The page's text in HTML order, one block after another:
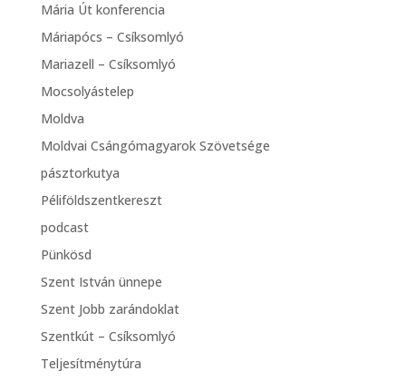
Mária Út konferencia
Máriapócs – Csíksomlyó
Mariazell – Csíksomlyó
Mocsolyástelep
Moldva
Moldvai Csángómagyarok Szövetsége
pásztorkutya
Péliföldszentkereszt
podcast
Pünkösd
Szent István ünnepe
Szent Jobb zarándoklat
Szentkút – Csíksomlyó
Teljesítménytúra